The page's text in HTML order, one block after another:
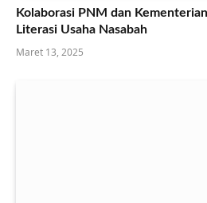
Kolaborasi PNM dan
Literasi Usaha Nasabah
Maret 13, 2025